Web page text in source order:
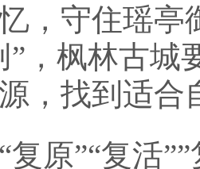
，守住瑶
”，枫林古
，找到适合
”“复活””